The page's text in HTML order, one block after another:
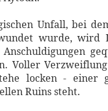
Unfall, bei
wurde, wird
Voller
locken - einer
Ruins steht.